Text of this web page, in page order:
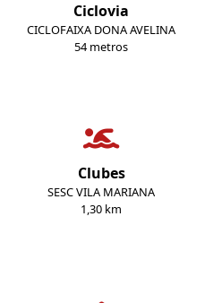
Ciclovia
CICLOFAIXA DONA AVELINA
54 metros
Clubes
SESC VILA MARIANA
1,30 km